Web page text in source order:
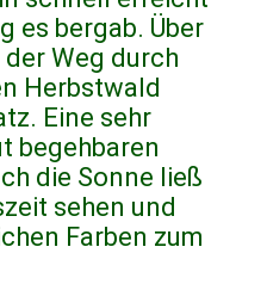
es bergab. Über
Weg durch
Herbstwald
Eine sehr
begehbaren
die Sonne ließ
sehen und
Farben zum